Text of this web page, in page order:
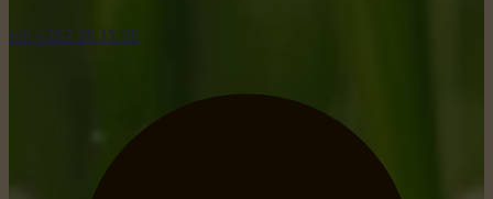
tel: +352 26 15 26